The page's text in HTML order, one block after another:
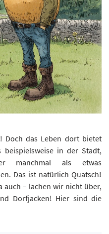
Doch das Leben dort bietet
beispielsweise in der Stadt,
manchmal als etwas
Das ist natürlich Quatsch!
auch – lachen wir nicht über,
Dorfjacken! Hier sind die